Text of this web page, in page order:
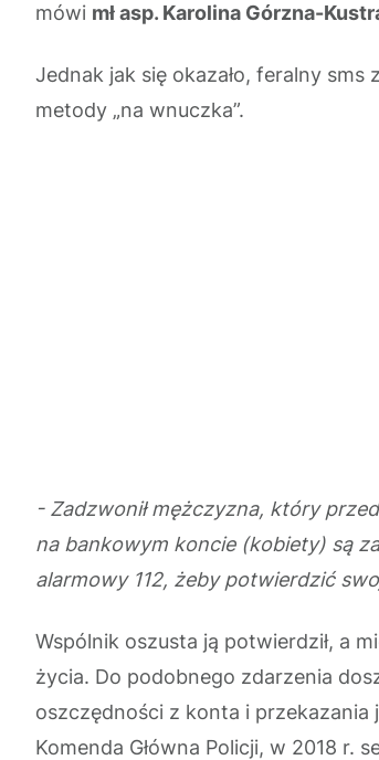
mówi mł asp. Karolina Górzna-
Jednak jak się okazało, feralny
metody „na wnuczka”.
- Zadzwonił mężczyzna, który
na bankowym koncie (kobiety) są
alarmowy 112, żeby potwierdzić
Wspólnik oszusta ją potwierdził, a
życia. Do podobnego zdarzenia
oszczędności z konta i przekazania
Komenda Główna Policji, w 2018 r.